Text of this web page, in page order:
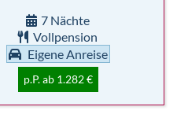
7 Nächte
Vollpension
Eigene Anreise
p.P. ab 1.282 €